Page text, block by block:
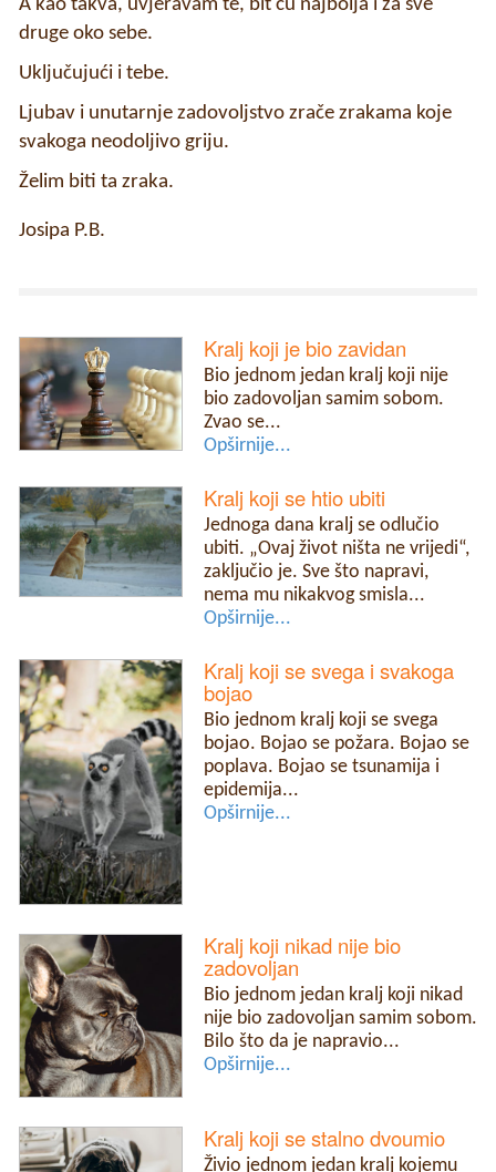
A kao takva, uvjeravam te, bit ću najbolja i za sve
druge oko sebe.
Uključujući i tebe.
Ljubav i unutarnje zadovoljstvo zrače zrakama koje
svakoga neodoljivo griju.
Želim biti ta zraka.
Josipa P.B.
Kralj koji je bio zavidan
Bio jednom jedan kralj koji nije
bio zadovoljan samim sobom.
Zvao se...
Opširnije...
Kralj koji se htio ubiti
Jednoga dana kralj se odlučio
ubiti. „Ovaj život ništa ne vrijedi“,
zaključio je. Sve što napravi,
nema mu nikakvog smisla...
Opširnije...
Kralj koji se svega i svakoga
bojao
Bio jednom kralj koji se svega
bojao. Bojao se požara. Bojao se
poplava. Bojao se tsunamija i
epidemija...
Opširnije...
Kralj koji nikad nije bio
zadovoljan
Bio jednom jedan kralj koji nikad
nije bio zadovoljan samim sobom.
Bilo što da je napravio...
Opširnije...
Kralj koji se stalno dvoumio
Živio jednom jedan kralj kojemu